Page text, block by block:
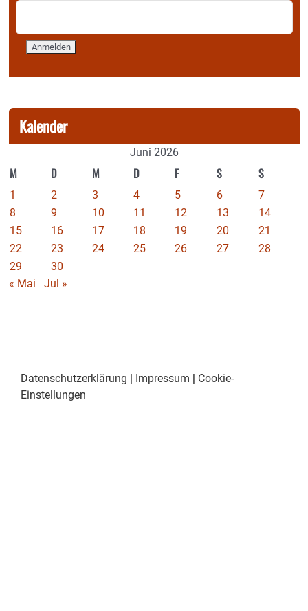
Kalender
Juni 2026
M D M D F S S
1 2 3 4 5 6
7
8
9 10 11 12 13
14
15
16 17 18 19 20
21
22
23 24 25 26 27
28
29
30
« Mai
Jul »
Datenschutzerklärung | Impressum | Cookie-
Einstellungen